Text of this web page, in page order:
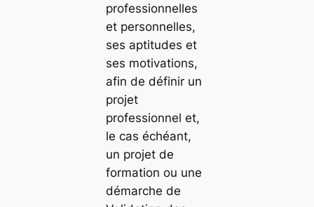
professionnelles
et personnelles,
ses aptitudes et
ses motivations,
afin de définir un
projet
professionnel et,
le cas échéant,
un projet de
formation ou une
démarche de